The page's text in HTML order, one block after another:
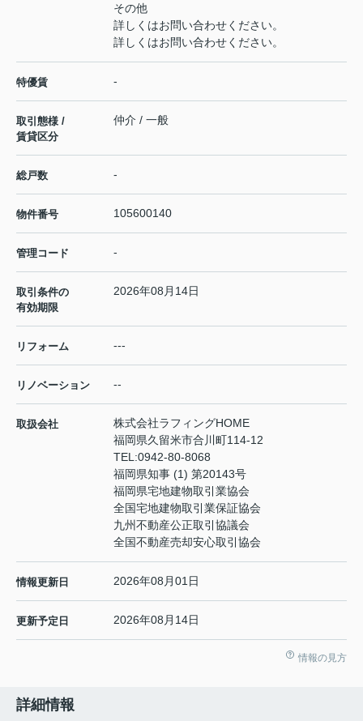
その他
詳しくはお問い合わせください。
詳しくはお問い合わせください。
特優賃 -
取引態様 /
賃貸区分
仲介 / 一般
総戸数 -
物件番号 105600140
管理コード -
取引条件の
有効期限
2026年08月14日
リフォーム ---
リノベーション --
取扱会社
株式会社ラフィングHOME
福岡県久留米市合川町114-12
TEL:0942-80-8068
福岡県知事 (1) 第20143号
福岡県宅地建物取引業協会
全国宅地建物取引業保証協会
九州不動産公正取引協議会
全国不動産売却安心取引協会
情報更新日 2026年08月01日
更新予定日 2026年08月14日
情報の見方
詳細情報